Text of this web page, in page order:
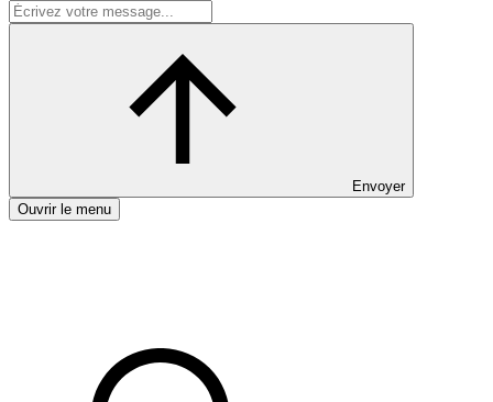
Envoyer
Ouvrir le menu